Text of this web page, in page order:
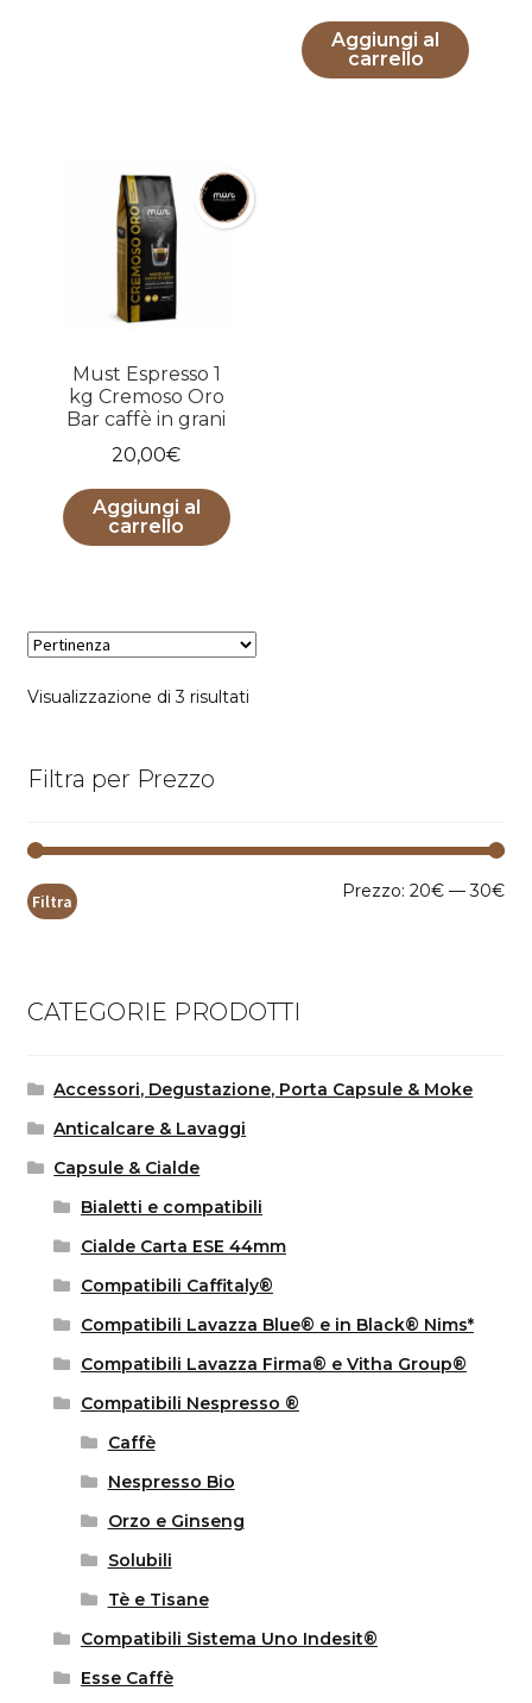
originale
era:
attuale
è:
Aggiungi al
carrello
Must Espresso 1
kg Cremoso Oro
Bar caffè in grani
20,00€
Aggiungi al
carrello
Visualizzazione di 3 risultatiPopolarità
Filtra per Prezzo
Filtra Prezzo:20€ —30€
CATEGORIE PRODOTTI
Accessori, Degustazione, Porta Capsule & Moke
Anticalcare & Lavaggi
Capsule & Cialde
Bialetti e compatibili
Cialde Carta ESE 44mm
Compatibili Caffitaly®
Compatibili Lavazza Blue® e in Black® Nims*
Compatibili Lavazza Firma® e Vitha Group®
Compatibili Nespresso ®
Caffè
Nespresso Bio
Orzo e Ginseng
Solubili
Tè e Tisane
Compatibili Sistema Uno Indesit®
Esse Caffè